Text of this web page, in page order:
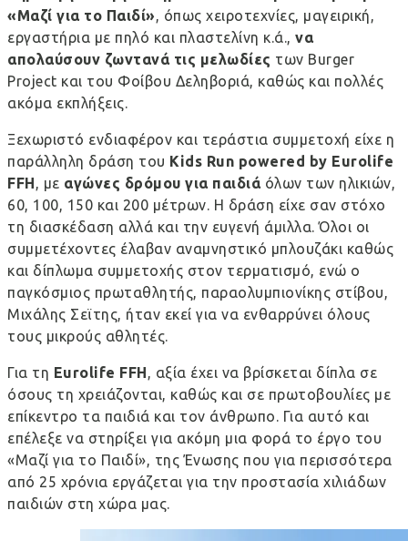
«Μαζί για το Παιδί», όπως χειροτεχνίες, μαγειρική,
εργαστήρια με πηλό και πλαστελίνη κ.ά., να
απολαύσουν ζωντανά τις μελωδίες των Burger
Project και του Φοίβου Δεληβοριά, καθώς και πολλές
ακόμα εκπλήξεις.
Ξεχωριστό ενδιαφέρον και τεράστια συμμετοχή είχε η
παράλληλη δράση του Kids Run powered by Eurolife
FFH, με αγώνες δρόμου για παιδιάόλων των ηλικιών,
60, 100, 150 και 200 μέτρων. Η δράση είχε σαν στόχο
τη διασκέδαση αλλά και την ευγενή άμιλλα. Όλοι οι
συμμετέχοντες έλαβαν αναμνηστικό μπλουζάκι καθώς
και δίπλωμα συμμετοχής στον τερματισμό, ενώ ο
παγκόσμιος πρωταθλητής, παραολυμπιονίκης στίβου,
Μιχάλης Σεϊτης, ήταν εκεί για να ενθαρρύνει όλους
τους μικρούς αθλητές.
Για τη Eurolife FFH, αξία έχει να βρίσκεται δίπλα σε
όσους τη χρειάζονται, καθώς και σε πρωτοβουλίες με
επίκεντρο τα παιδιά και τον άνθρωπο. Για αυτό και
επέλεξε να στηρίξει για ακόμη μια φορά το έργο του
«Μαζί για το Παιδί», της Ένωσης που για περισσότερα
από 25 χρόνια εργάζεται για την προστασία χιλιάδων
παιδιών στη χώρα μας.